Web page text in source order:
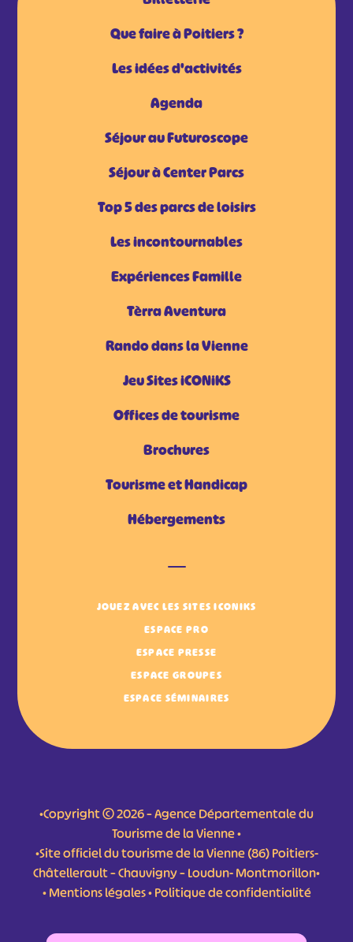
Que faire à Poitiers ?
Les idées d'activités
Agenda
Séjour au Futuroscope
Séjour à Center Parcs
Top 5 des parcs de loisirs
Les incontournables
Expériences Famille
Tèrra Aventura
Rando dans la Vienne
Jeu Sites iCONiKS
Offices de tourisme
Brochures
Tourisme et Handicap
Hébergements
JOUEZ AVEC LES SITES ICONIKS
ESPACE PRO
ESPACE PRESSE
ESPACE GROUPES
ESPACE SÉMINAIRES
•Copyright © 2026 – Agence Départementale du
Tourisme de la Vienne •
•Site officiel du tourisme de la Vienne (86) Poitiers-
Châtellerault – Chauvigny – Loudun- Montmorillon•
•Mentions légales•Politique de confidentialité